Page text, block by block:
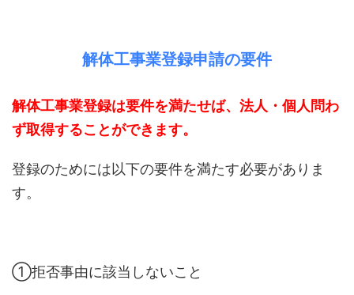
解体工事業登録申請の要件
解体工事業登録は要件を満たせば、法人・個人問わ
ず取得することができます。
登録のためには以下の要件を満たす必要がありま
す。
①拒否事由に該当しないこと